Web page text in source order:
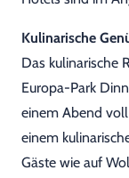
Kulinarische
Das kulinarische
Europa-Park
einem Abend
einem
Gäste wie auf